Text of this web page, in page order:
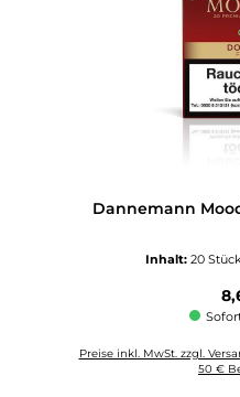
Dannemann
Inhalt: 20
Preise inkl. MwSt. zzgl.
50 €